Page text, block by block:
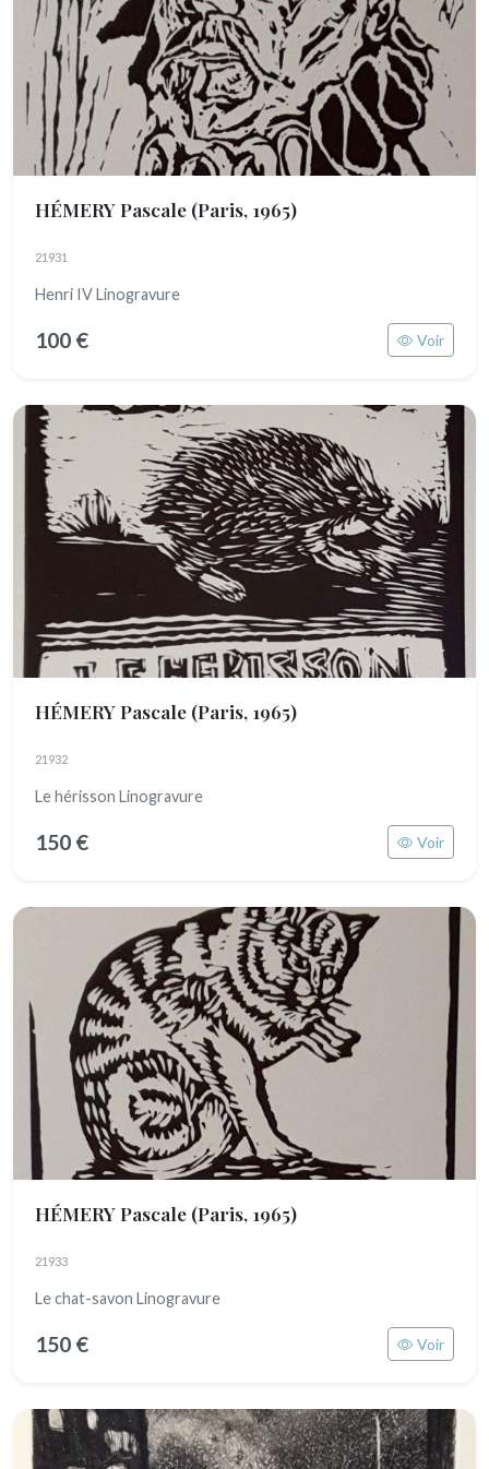
HÉMERY Pascale (Paris, 1965)
21931
Henri IV Linogravure
100 € Voir
HÉMERY Pascale (Paris, 1965)
21932
Le hérisson Linogravure
150 € Voir
HÉMERY Pascale (Paris, 1965)
21933
Le chat-savon Linogravure
150 € Voir